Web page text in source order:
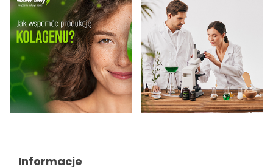
Informacje